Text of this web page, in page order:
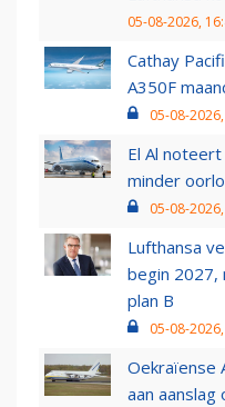
05-08-2026,
Cathay
A350F
05-08-
El Al
minder
05-08-
Lufthansa
begin 2027,
plan B
05-08-
Oekraïense
aan aanslag